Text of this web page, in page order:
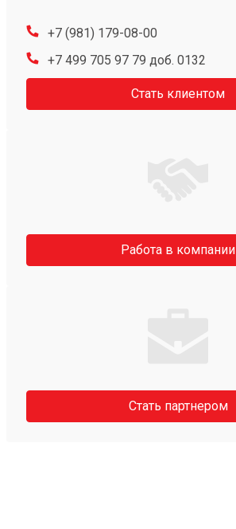
+7 (981) 179-08-00
+7 499 705 97 79 доб. 0132
Стать клиентом
Работа в компании
Стать партнером